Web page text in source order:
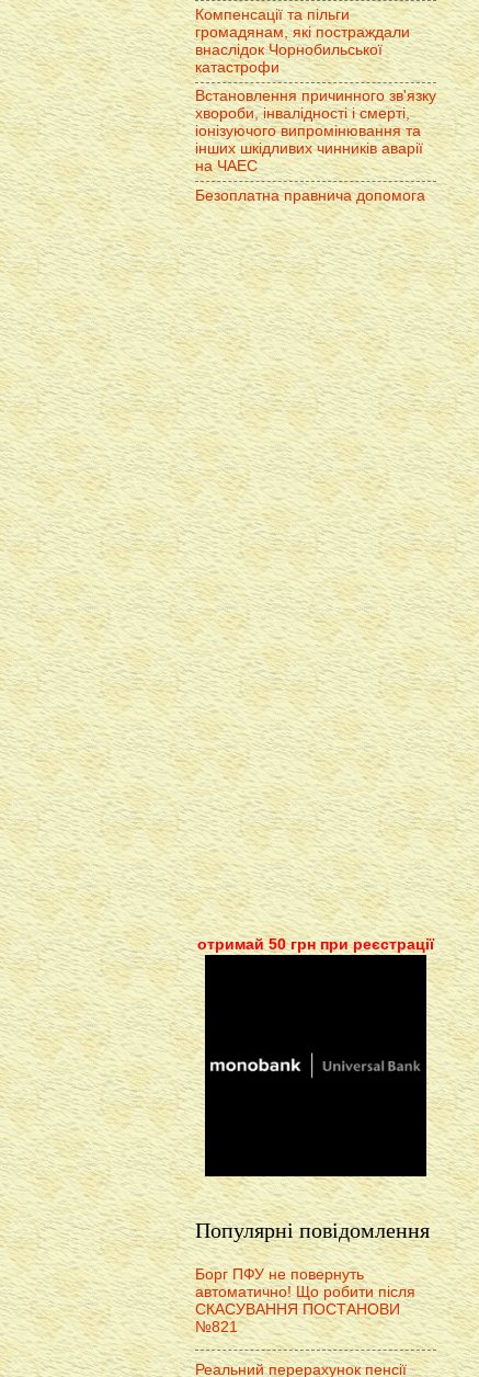
Компенсації та пільги
громадянам, які постраждали
внаслідок Чорнобильської
катастрофи
Встановлення причинного зв'язку
хвороби, інвалідності і смерті,
іонізуючого випромінювання та
інших шкідливих чинників аварії
на ЧАЕС
Безоплатна правнича допомога
отримай 50 грн при реєстрації
Популярні повідомлення
Борг ПФУ не повернуть
автоматично! Що робити після
СКАСУВАННЯ ПОСТАНОВИ
№821
Реальний перерахунок пенсії